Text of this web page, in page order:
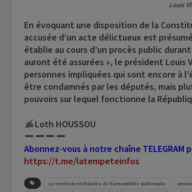
Louis
En évoquant une disposition de la
accusée d’un acte délictueux est
établie au cours d’un procès public
auront été assurées », le président Louis
personnes impliquées qui sont encore à
être condamnés par les députés, mais
pouvoirs sur lequel fonctionne la
Loth HOUSSOU
Abonnez-vous à notre chaîne
https://t.me/latempeteinfos
2e session ordinaire de l'assemblée nationale